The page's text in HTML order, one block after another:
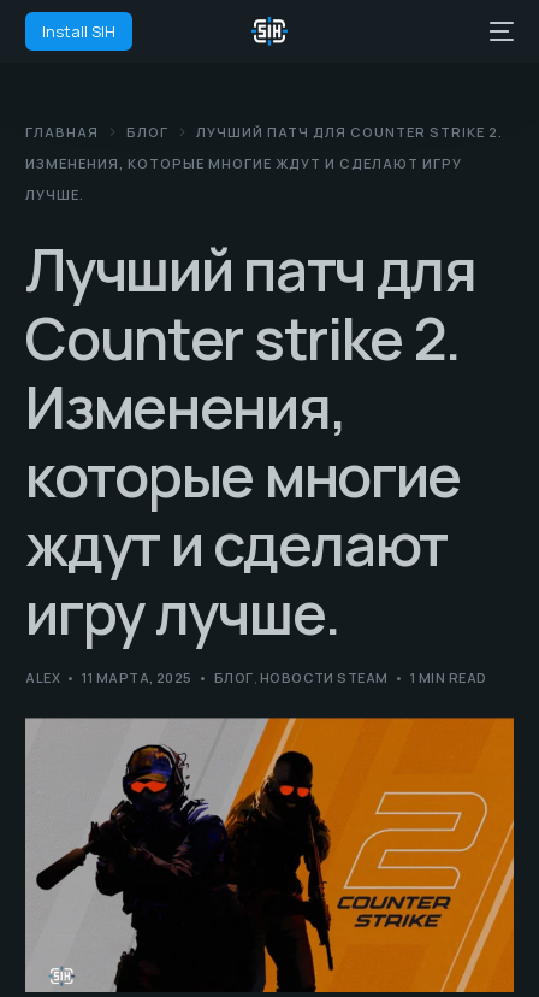
Install SIH
ГЛАВНАЯ БЛОГ
ЛУЧШИЙ ПАТЧ ДЛЯ COUNTER STRIKE 2.
ИЗМЕНЕНИЯ, КОТОРЫЕ МНОГИЕ ЖДУТ И СДЕЛАЮТ ИГРУ
ЛУЧШЕ.
Лучший патч для
Counter strike 2.
Изменения,
которые многие
ждут и сделают
игру лучше.
ALEX 11 МАРТА, 2025 БЛОГ, НОВОСТИ STEAM 1 MIN READ